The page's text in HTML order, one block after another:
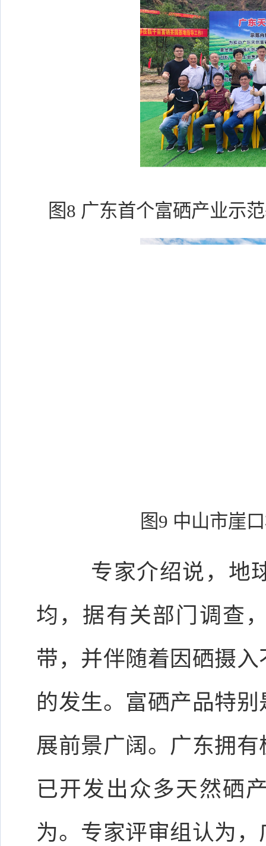
图8 广东首个富硒产业示
图9 中山市崖
专家介绍说，地
均，据有关部门调查
带，并伴随着因硒摄
的发生。富硒产品特
展前景广阔。广东拥
已开发出众多天然硒
为。专家评审组认为